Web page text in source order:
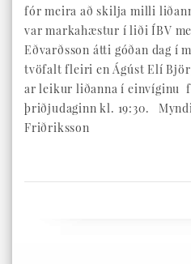
fór meira að skilja milli
var markahæstur í liði ÍBV
Eðvarðsson átti góðan dag í
tvöfalt fleiri en Ágúst Elí
ar leik­ur liðanna í einvíginu
þriðju­dag­inn kl. 19:30.
Friðriksson